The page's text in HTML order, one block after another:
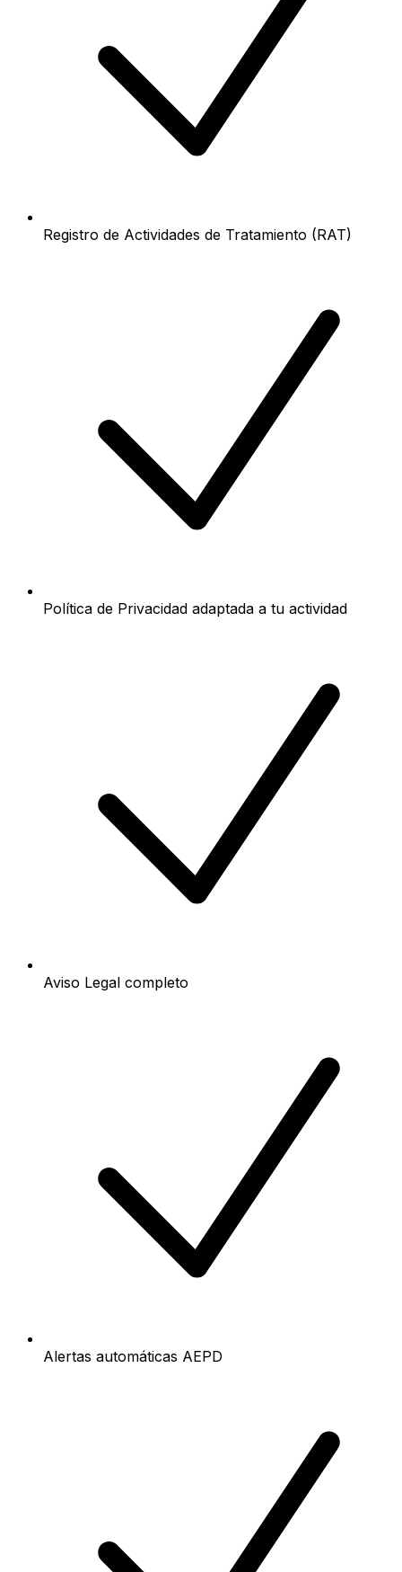
Registro de Actividades de Tratamiento (RAT)
Política de Privacidad adaptada a tu actividad
Aviso Legal completo
Alertas automáticas AEPD